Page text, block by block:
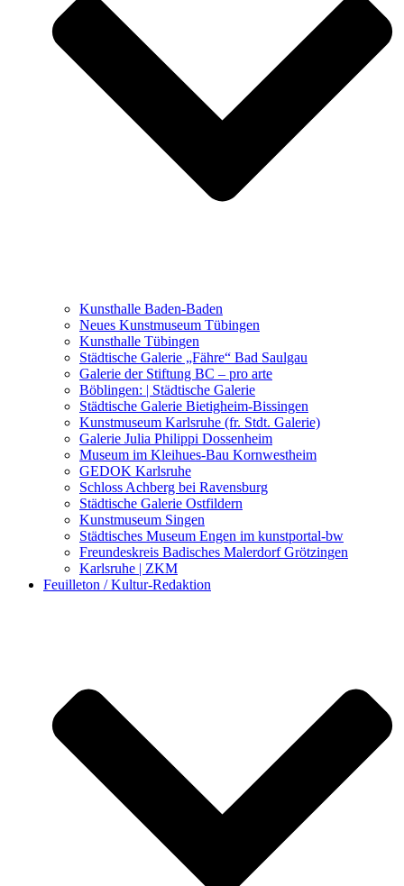
Was seither geschah
Kunstwettbewerbe, Ausschreibungen für Künstler
Kunsthalle Baden-Baden
Neues Kunstmuseum Tübingen
Kunsthalle Tübingen
Städtische Galerie „Fähre“ Bad Saulgau
Galerie der Stiftung BC – pro arte
Böblingen: | Städtische Galerie
Städtische Galerie Bietigheim-Bissingen
Kunstmuseum Karlsruhe (fr. Stdt. Galerie)
Galerie Julia Philippi Dossenheim
Museum im Kleihues-Bau Kornwestheim
GEDOK Karlsruhe
Schloss Achberg bei Ravensburg
Städtische Galerie Ostfildern
Kunstmuseum Singen
Städtisches Museum Engen im kunstportal-bw
Freundeskreis Badisches Malerdorf Grötzingen
Karlsruhe | ZKM
Feuilleton / Kultur-Redaktion